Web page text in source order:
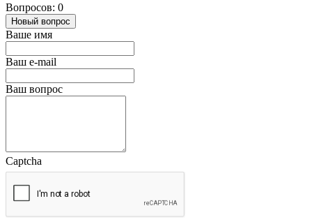
Вопросов: 0
Новый вопрос
Ваше имя
Ваш e-mail
Ваш вопрос
Captcha